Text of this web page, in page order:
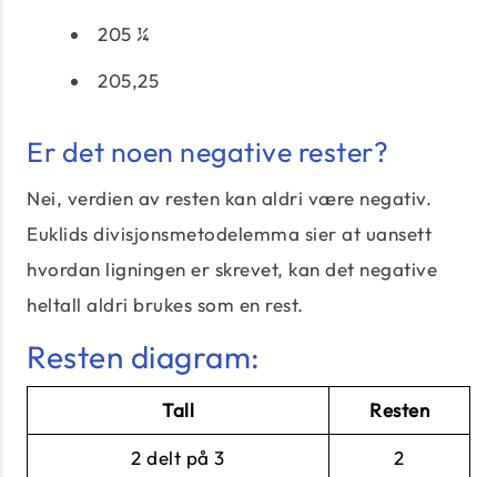
205 ¼
205,25
Er det noen negative rester?
Nei, verdien av resten kan aldri være negativ.
Euklids divisjonsmetodelemma sier at uansett
hvordan ligningen er skrevet, kan det negative
heltall aldri brukes som en rest.
Resten diagram:
Tall Resten
2 delt på 3 2